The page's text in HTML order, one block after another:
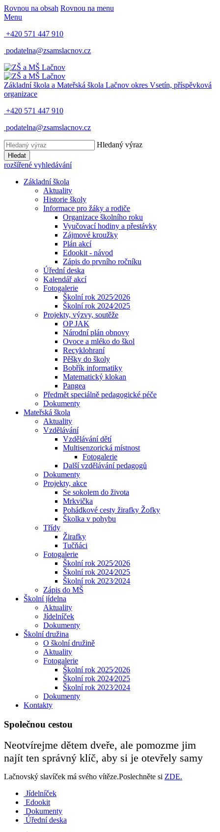
Rovnou na obsah Rovnou na menu
Menu
+420 571 447 910
podatelna@zsamslacnov.cz
Základní škola a Mateřská škola Lačnov okres Vsetín, příspěvková
organizace
+420 571 447 910
podatelna@zsamslacnov.cz
Hledaný výraz
Hledat
rozšířené vyhledávání
Základní škola
Aktuality
Historie školy
Informace pro žáky a rodiče
Organizace školního roku
Vyučovací hodiny a přestávky
Zájmové kroužky
Plán akcí
Edookit - návod
Zápis do prvního ročníku
Úřední deska
Kalendář akcí
Fotogalerie
Školní rok 2025⁄2026
Školní rok 2024⁄2025
Projekty, výzvy, soutěže
OP JAK
Národní plán obnovy
Ovoce a mléko do škol
Recyklohraní
Pěšky do školy
Bobřík informatiky
Matematický klokan
Pangea
Předmět speciálně pedagogické péče
Dokumenty
Mateřská škola
Aktuality
Vzdělávání
Vzdělávání dětí
Multisenzorická místnost
Fotogalerie
Další vzdělávání pedagogů
Dokumenty
Projekty, akce
Se sokolem do života
Mrkvička
Pohádkové cesty žirafky Žofky
Školka v pohybu
Třídy
Žirafky
Tučňáci
Fotogalerie
Školní rok 2025⁄2026
Školní rok 2024⁄2025
Školní rok 2023⁄2024
Zápis do MŠ
Školní jídelna
Aktuality
Jídelníček
Dokumenty
Školní družina
O školní družině
Aktuality
Fotogalerie
Školní rok 2025⁄2026
Školní rok 2024⁄2025
Školní rok 2023⁄2024
Dokumenty
Kontakty
Společnou cestou
Neotvírejme dětem dveře, ale pomozme jim
najít ten správný klíč, aby si je otevřely samy
Lačnovský slavíček má svého vítěze.Poslechněte si ZDE.
Jídelníček
Edookit
Dokumenty
Úřední deska